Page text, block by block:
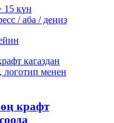
15 күн
/ аба / деңиз
крафт